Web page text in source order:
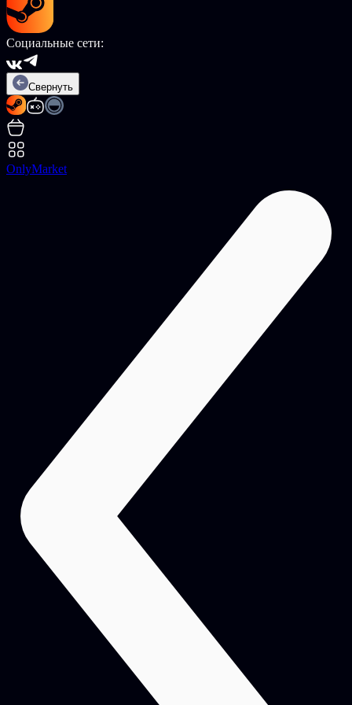
Социальные сети:
Свернуть
OnlyMarket